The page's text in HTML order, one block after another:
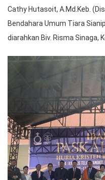
Cathy Hutasoit, A.Md.Keb.
Bendahara Umum Tiara
diarahkan Biv. Risma Sinaga,